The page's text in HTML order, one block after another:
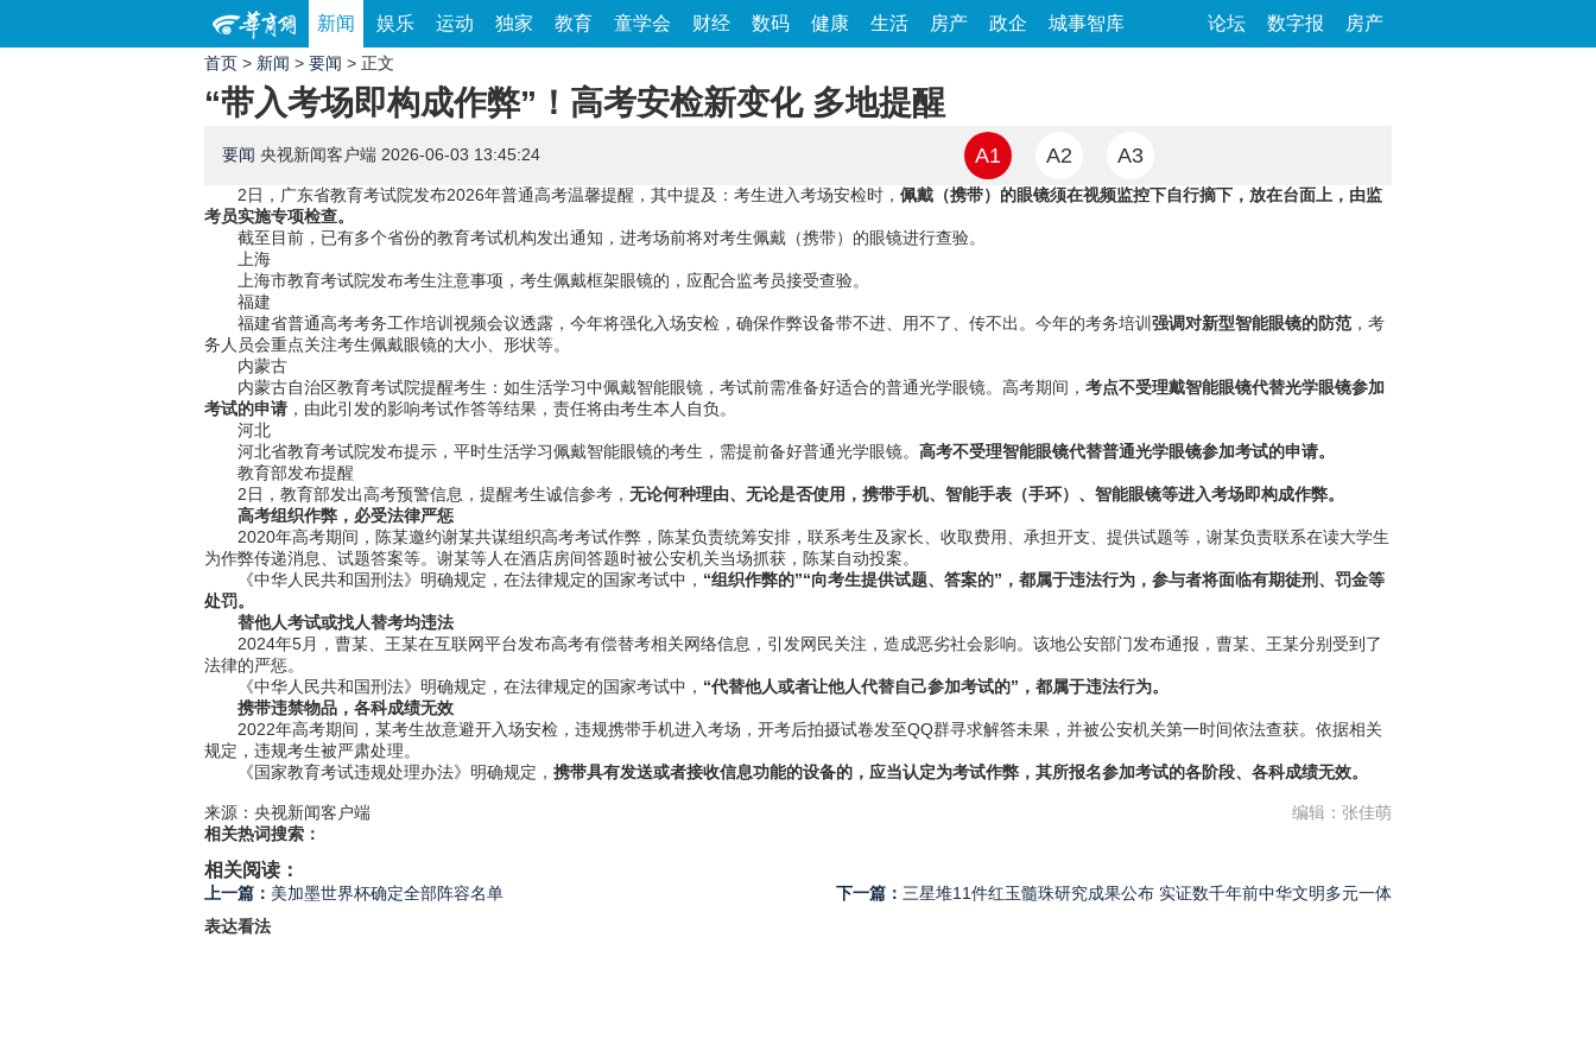
新闻 娱乐 运动 独家 教育 童学会 财经 数码 健康 生活 房产 政企 城事智库 论坛 数字报 房产
首页 > 新闻 > 要闻 > 正文
“带入考场即构成作弊”！高考安检新变化 多地提醒
要闻 央视新闻客户端 2026-06-03 13:45:24 A1 A2 A3
2日，广东省教育考试院发布2026年普通高考温馨提醒，其中提及：考生进入考场安检时， 佩戴（携带）的眼镜须在视频监控下自行摘下，放在台面上，由监
考员实施专项检查。
截至目前，已有多个省份的教育考试机构发出通知，进考场前将对考生佩戴（携带）的眼镜进行查验。
上海
上海市教育考试院发布考生注意事项，考生佩戴框架眼镜的，应配合监考员接受查验。
福建
福建省普通高考考务工作培训视频会议透露，今年将强化入场安检，确保作弊设备带不进、用不了、传不出。今年的考务培训 强调对新型智能眼镜的防范 ，考
务人员会重点关注考生佩戴眼镜的大小、形状等。
内蒙古
内蒙古自治区教育考试院提醒考生：如生活学习中佩戴智能眼镜，考试前需准备好适合的普通光学眼镜。高考期间， 考点不受理戴智能眼镜代替光学眼镜参加
考试的申请 ，由此引发的影响考试作答等结果，责任将由考生本人自负。
河北
河北省教育考试院发布提示，平时生活学习佩戴智能眼镜的考生，需提前备好普通光学眼镜。 高考不受理智能眼镜代替普通光学眼镜参加考试的申请。
教育部发布提醒
2日，教育部发出高考预警信息，提醒考生诚信参考， 无论何种理由、无论是否使用，携带手机、智能手表（手环）、智能眼镜等进入考场即构成作弊。
高考组织作弊，必受法律严惩
2020年高考期间，陈某邀约谢某共谋组织高考考试作弊，陈某负责统筹安排，联系考生及家长、收取费用、承担开支、提供试题等，谢某负责联系在读大学生
为作弊传递消息、试题答案等。谢某等人在酒店房间答题时被公安机关当场抓获，陈某自动投案。
《中华人民共和国刑法》明确规定，在法律规定的国家考试中， “组织作弊的”“向考生提供试题、答案的”，都属于违法行为，参与者将面临有期徒刑、罚金等
处罚。
替他人考试或找人替考均违法
2024年5月，曹某、王某在互联网平台发布高考有偿替考相关网络信息，引发网民关注，造成恶劣社会影响。该地公安部门发布通报，曹某、王某分别受到了
法律的严惩。
《中华人民共和国刑法》明确规定，在法律规定的国家考试中， “代替他人或者让他人代替自己参加考试的”，都属于违法行为。
携带违禁物品，各科成绩无效
2022年高考期间，某考生故意避开入场安检，违规携带手机进入考场，开考后拍摄试卷发至QQ群寻求解答未果，并被公安机关第一时间依法查获。依据相关
规定，违规考生被严肃处理。
《国家教育考试违规处理办法》明确规定， 携带具有发送或者接收信息功能的设备的，应当认定为考试作弊，其所报名参加考试的各阶段、各科成绩无效。
来源：央视新闻客户端
编辑：张佳萌
相关热词搜索：
相关阅读：
上一篇： 美加墨世界杯确定全部阵容名单 下一篇： 三星堆11件红玉髓珠研究成果公布 实证数千年前中华文明多元一体
表达看法